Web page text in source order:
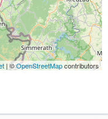
| ©OpenStreetMapcontributors